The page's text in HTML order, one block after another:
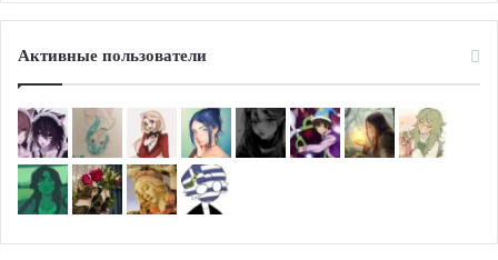
Активные пользователи